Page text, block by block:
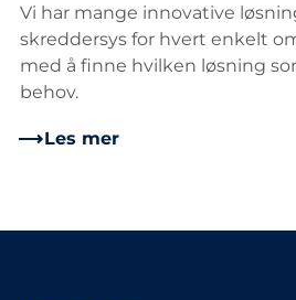
Vi har mange innovative
skreddersys for hvert enkelt
med å finne hvilken løsning
behov.
Les mer